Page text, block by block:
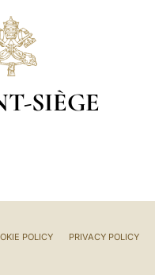
SIÈGE
POLICY PRIVACY POLICY